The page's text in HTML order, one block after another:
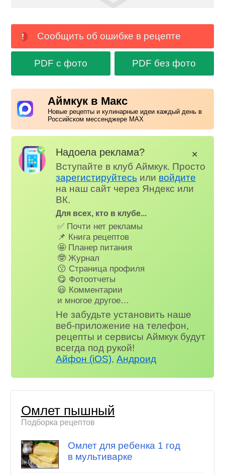
Сообщить об ошибке в рецепте
PDF с фото PDF без фото
Аймкук в Макс
Новые рецепты и кулинарные идеи каждый день в
Российском мессенджере MAX
Надоела реклама?
Вступайте в клуб Аймкук. Просто
зарегистируйтесь или войдите
на наш сайт через Яндекс или
ВК.
Для всех, кто в клубе...
✅ Почти нет рекламы
📌 Книга рецептов
🤩 Планер питания
🤓 Журнал
😗 Страница профиля
😋 Фотоотчеты
😃 Комментарии
и многое другое…
Не забудьте установить наше
веб-приложение на телефон,
рецепты и сервисы Аймкук будут
всегда под рукой!
Айфон (iOS),Андроид
✕
Омлет пышный
Подборка рецептов
Омлет для ребенка 1 год
в мультиварке